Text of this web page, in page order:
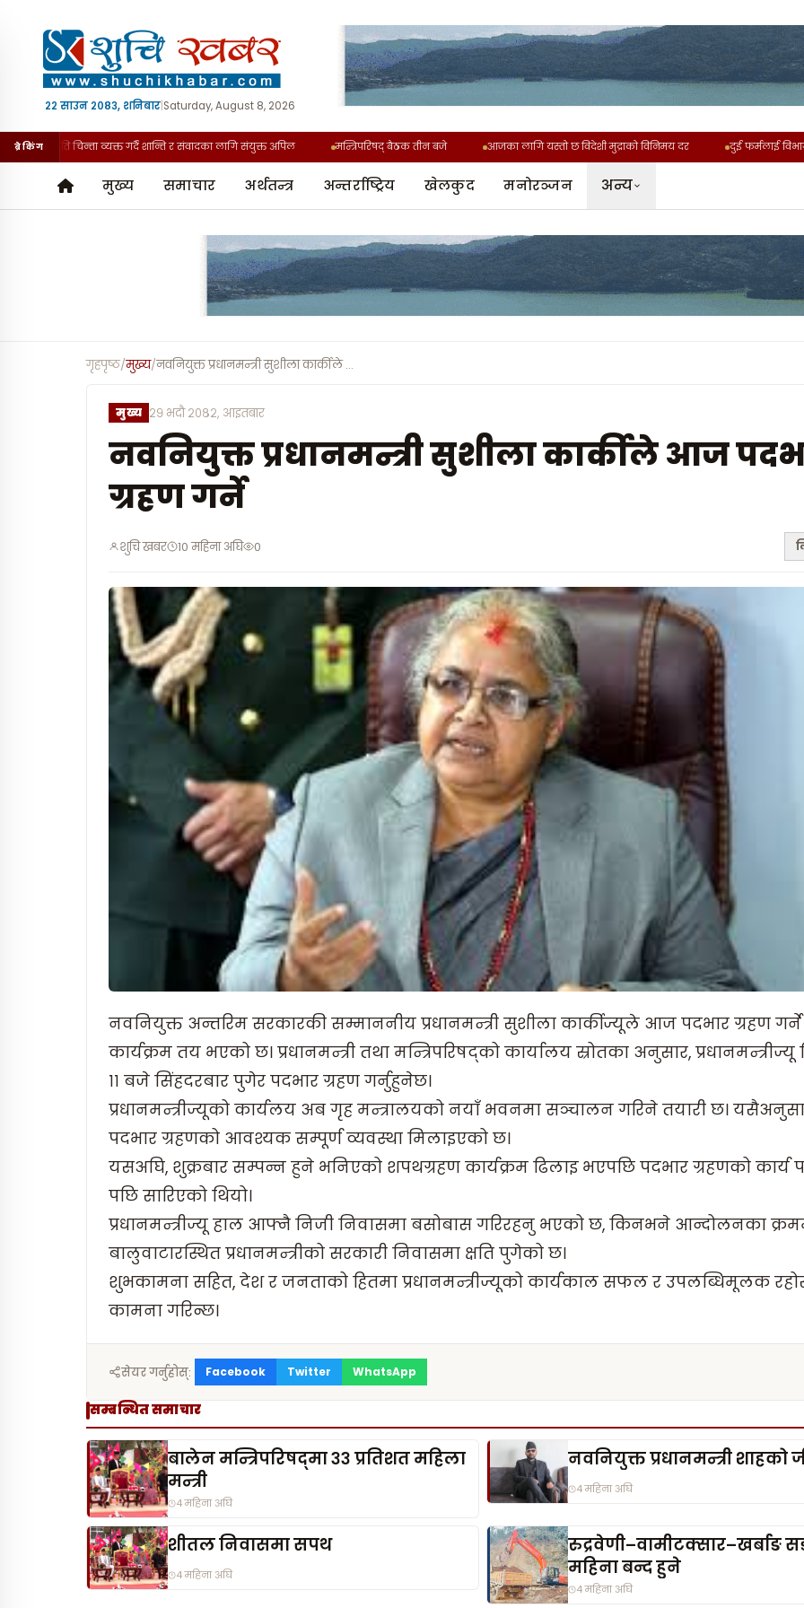
२२ साउन २०८३, शनिबार|Saturday, August 8, 2026
ब्रेकिंग
घटनाप्रति चिन्ता व्यक्त गर्दै शान्ति र संवादका लागि संयुक्त अपिल मन्त्रिपरिषद् बैठक तीन बजे आजका लागि यस्तो छ विदेशी मुद्राको विनिमय दर दुई फर्मलाई विभागको
मुख्य समाचार अर्थतन्त्र अन्तर्राष्ट्रिय खेलकुद मनोरञ्जन अन्य
गृहपृष्ठ/मुख्य/नवनियुक्त प्रधानमन्त्री सुशीला कार्कीले…
मुख्य २९ भदौ २०८२, आइतबार
नवनियुक्त प्रधानमन्त्री सुशीला कार्कीले आज
ग्रहण गर्ने
शुचि खबर 10 महिना अघि 0
नवनियुक्त अन्तरिम सरकारकी सम्माननीय प्रधानमन्त्री सुशीला कार्कीज्यूले आज पदभार ग्रहण गर्ने
कार्यक्रम तय भएको छ। प्रधानमन्त्री तथा मन्त्रिपरिषद्को कार्यालय स्रोतका अनुसार, प्रधानमन्त्रीज्यू
११ बजे सिंहदरबार पुगेर पदभार ग्रहण गर्नुहुनेछ।
प्रधानमन्त्रीज्यूको कार्यलय अब गृह मन्त्रालयको नयाँ भवनमा सञ्चालन गरिने तयारी छ।
पदभार ग्रहणको आवश्यक सम्पूर्ण व्यवस्था मिलाइएको छ।
यसअघि, शुक्रबार सम्पन्न हुने भनिएको शपथग्रहण कार्यक्रम ढिलाइ भएपछि पदभार ग्रहणको कार्य
पछि सारिएको थियो।
प्रधानमन्त्रीज्यू हाल आफ्नै निजी निवासमा बसोबास गरिरहनु भएको छ, किनभने आन्दोलनका
बालुवाटारस्थित प्रधानमन्त्रीको सरकारी निवासमा क्षति पुगेको छ।
शुभकामना सहित, देश र जनताको हितमा प्रधानमन्त्रीज्यूको कार्यकाल सफल र उपलब्धिमूलक
कामना गरिन्छ।
सेयर गर्नुहोस्: Facebook Twitter WhatsApp
सम्बन्धित समाचार
बालेन मन्त्रिपरिषद्‌मा ३३ प्रतिशत महिला
मन्त्री
4 महिना अघि
नवनियुक्त प्रधानमन्त्री शाहको
4 महिना अघि
शीतल निवासमा सपथ
4 महिना अघि
रुद्रवेणी–वामीटक्सार–खर्बाङ
महिना बन्द हुने
4 महिना अघि